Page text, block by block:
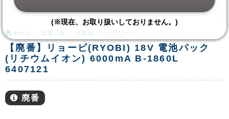
ホーム 充電工具 充電器・バッテリー
【廃番】リョービ(RYOBI) 18V 電池パック
(リチウムイオン) 6000mA B-1860L
6407121
廃番
(※現在、お取り扱いしておりません。)